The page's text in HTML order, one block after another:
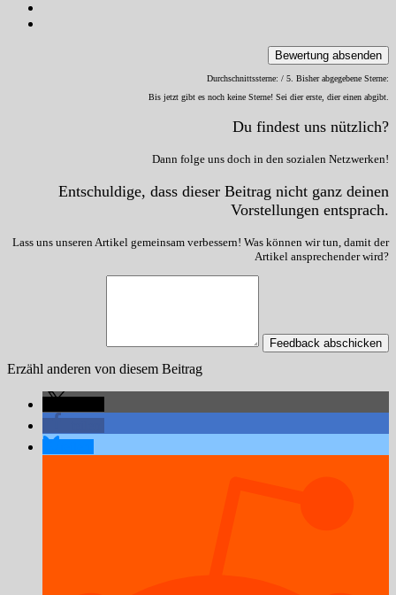
Bewertung absenden
Durchschnittssterne: / 5. Bisher abgegebene Sterne:
Bis jetzt gibt es noch keine Sterne! Sei dier erste, dier einen abgibt.
Du findest uns nützlich?
Dann folge uns doch in den sozialen Netzwerken!
Entschuldige, dass dieser Beitrag nicht ganz deinen
Vorstellungen entsprach.
Lass uns unseren Artikel gemeinsam verbessern! Was können wir tun, damit der
Artikel ansprechender wird?
Feedback abschicken
Erzähl anderen von diesem Beitrag